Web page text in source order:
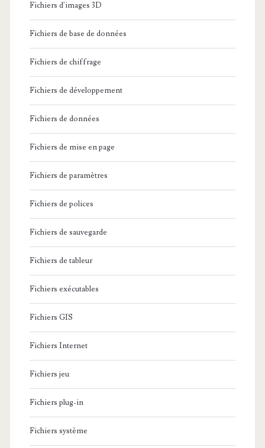
Fichiers d'images 3D
Fichiers de base de données
Fichiers de chiffrage
Fichiers de développement
Fichiers de données
Fichiers de mise en page
Fichiers de paramètres
Fichiers de polices
Fichiers de sauvegarde
Fichiers de tableur
Fichiers exécutables
Fichiers GIS
Fichiers Internet
Fichiers jeu
Fichiers plug-in
Fichiers système